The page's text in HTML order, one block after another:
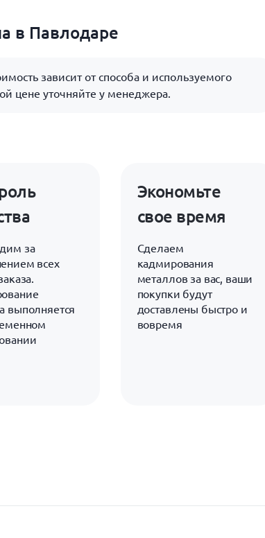
в Павлодаре
зависит от способа и используемого
цене уточняйте у менеджера.
за
всех
выполняется
Экономьте
свое время
Сделаем
кадмирования
металлов за вас, ваши
покупки будут
доставлены быстро и
вовремя